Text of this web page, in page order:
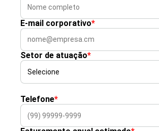
E-mail corporativo*
Setor de atuação*
Telefone*